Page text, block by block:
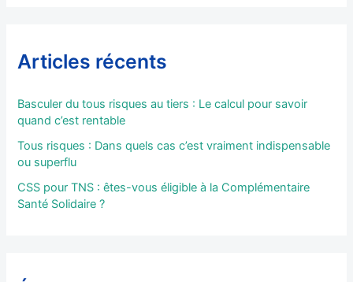
Articles récents
Basculer du tous risques au tiers : Le calcul pour savoir
quand c’est rentable
Tous risques : Dans quels cas c’est vraiment indispensable
ou superflu
CSS pour TNS : êtes-vous éligible à la Complémentaire
Santé Solidaire ?